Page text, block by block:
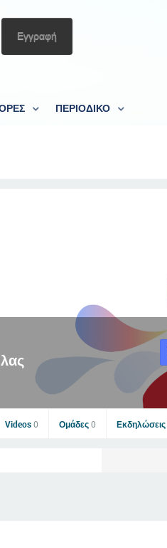
Εγγραφή
ΠΕΡΙΟΔΙΚΟ
Videos 0 Ομάδες 0 Εκδηλώσεις